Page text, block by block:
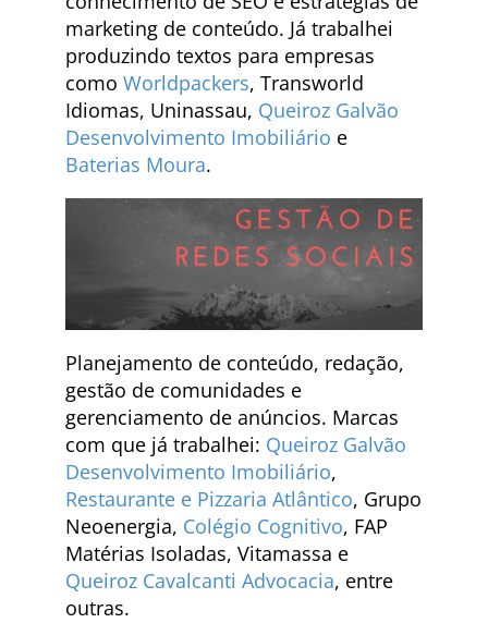
marketing de conteúdo. Já trabalhei
produzindo textos para empresas
como Worldpackers, Transworld
Idiomas, Uninassau, Queiroz Galvão
Desenvolvimento Imobiliário e
Baterias Moura.
Planejamento de conteúdo, redação,
gestão de comunidades e
gerenciamento de anúncios. Marcas
com que já trabalhei: Queiroz Galvão
Desenvolvimento Imobiliário,
Restaurante e Pizzaria Atlântico, Grupo
Neoenergia, Colégio Cognitivo, FAP
Matérias Isoladas, Vitamassa e
Queiroz Cavalcanti Advocacia, entre
outras.